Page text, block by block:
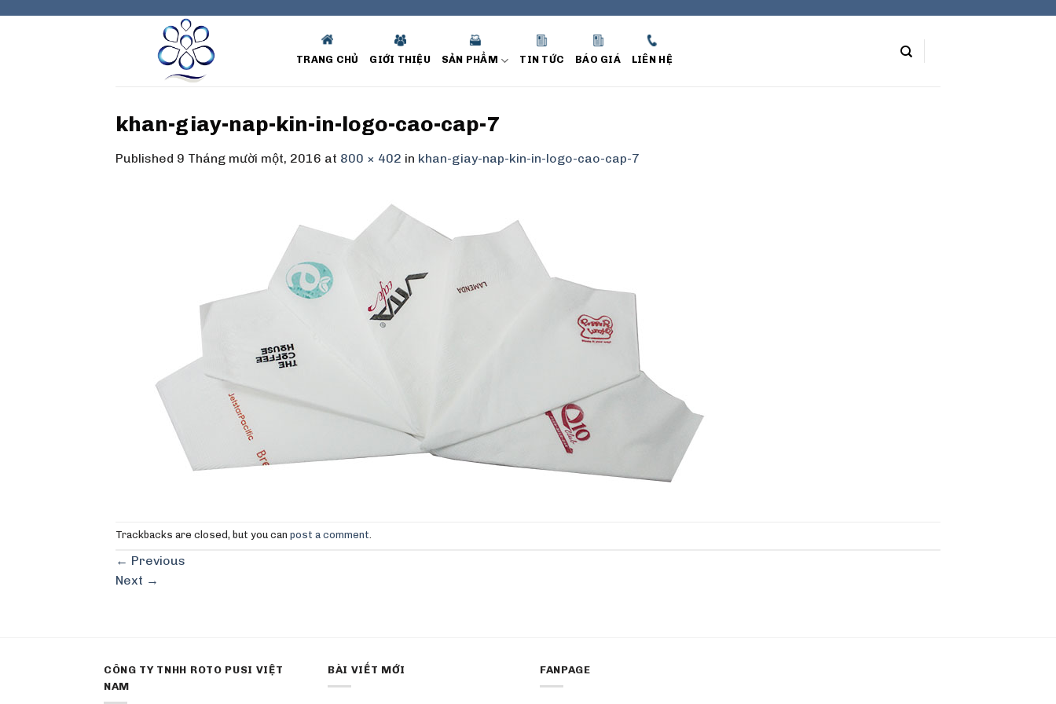
TRANG CHỦ GIỚI THIỆU SẢN PHẨM TIN TỨC BÁO GIÁ LIÊN HỆ
khan-giay-nap-kin-in-logo-cao-cap-7
Published 9 Tháng mười một, 2016 at 800 × 402 in khan-giay-nap-kin-in-logo-cao-cap-7
Trackbacks are closed, but you can post a comment
← Previous
Next →
CÔNG TY TNHH ROTO PUSI VIỆT
NAM
BÀI VIẾT MỚI FANPAGE